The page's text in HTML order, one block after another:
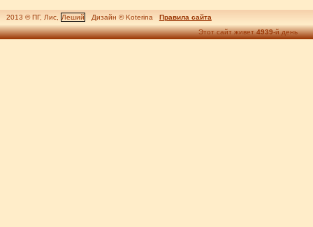
2013 © ПГ, Лис, Леший Дизайн © Koterina
Правила сайта
Этот сайт живет4939-й день